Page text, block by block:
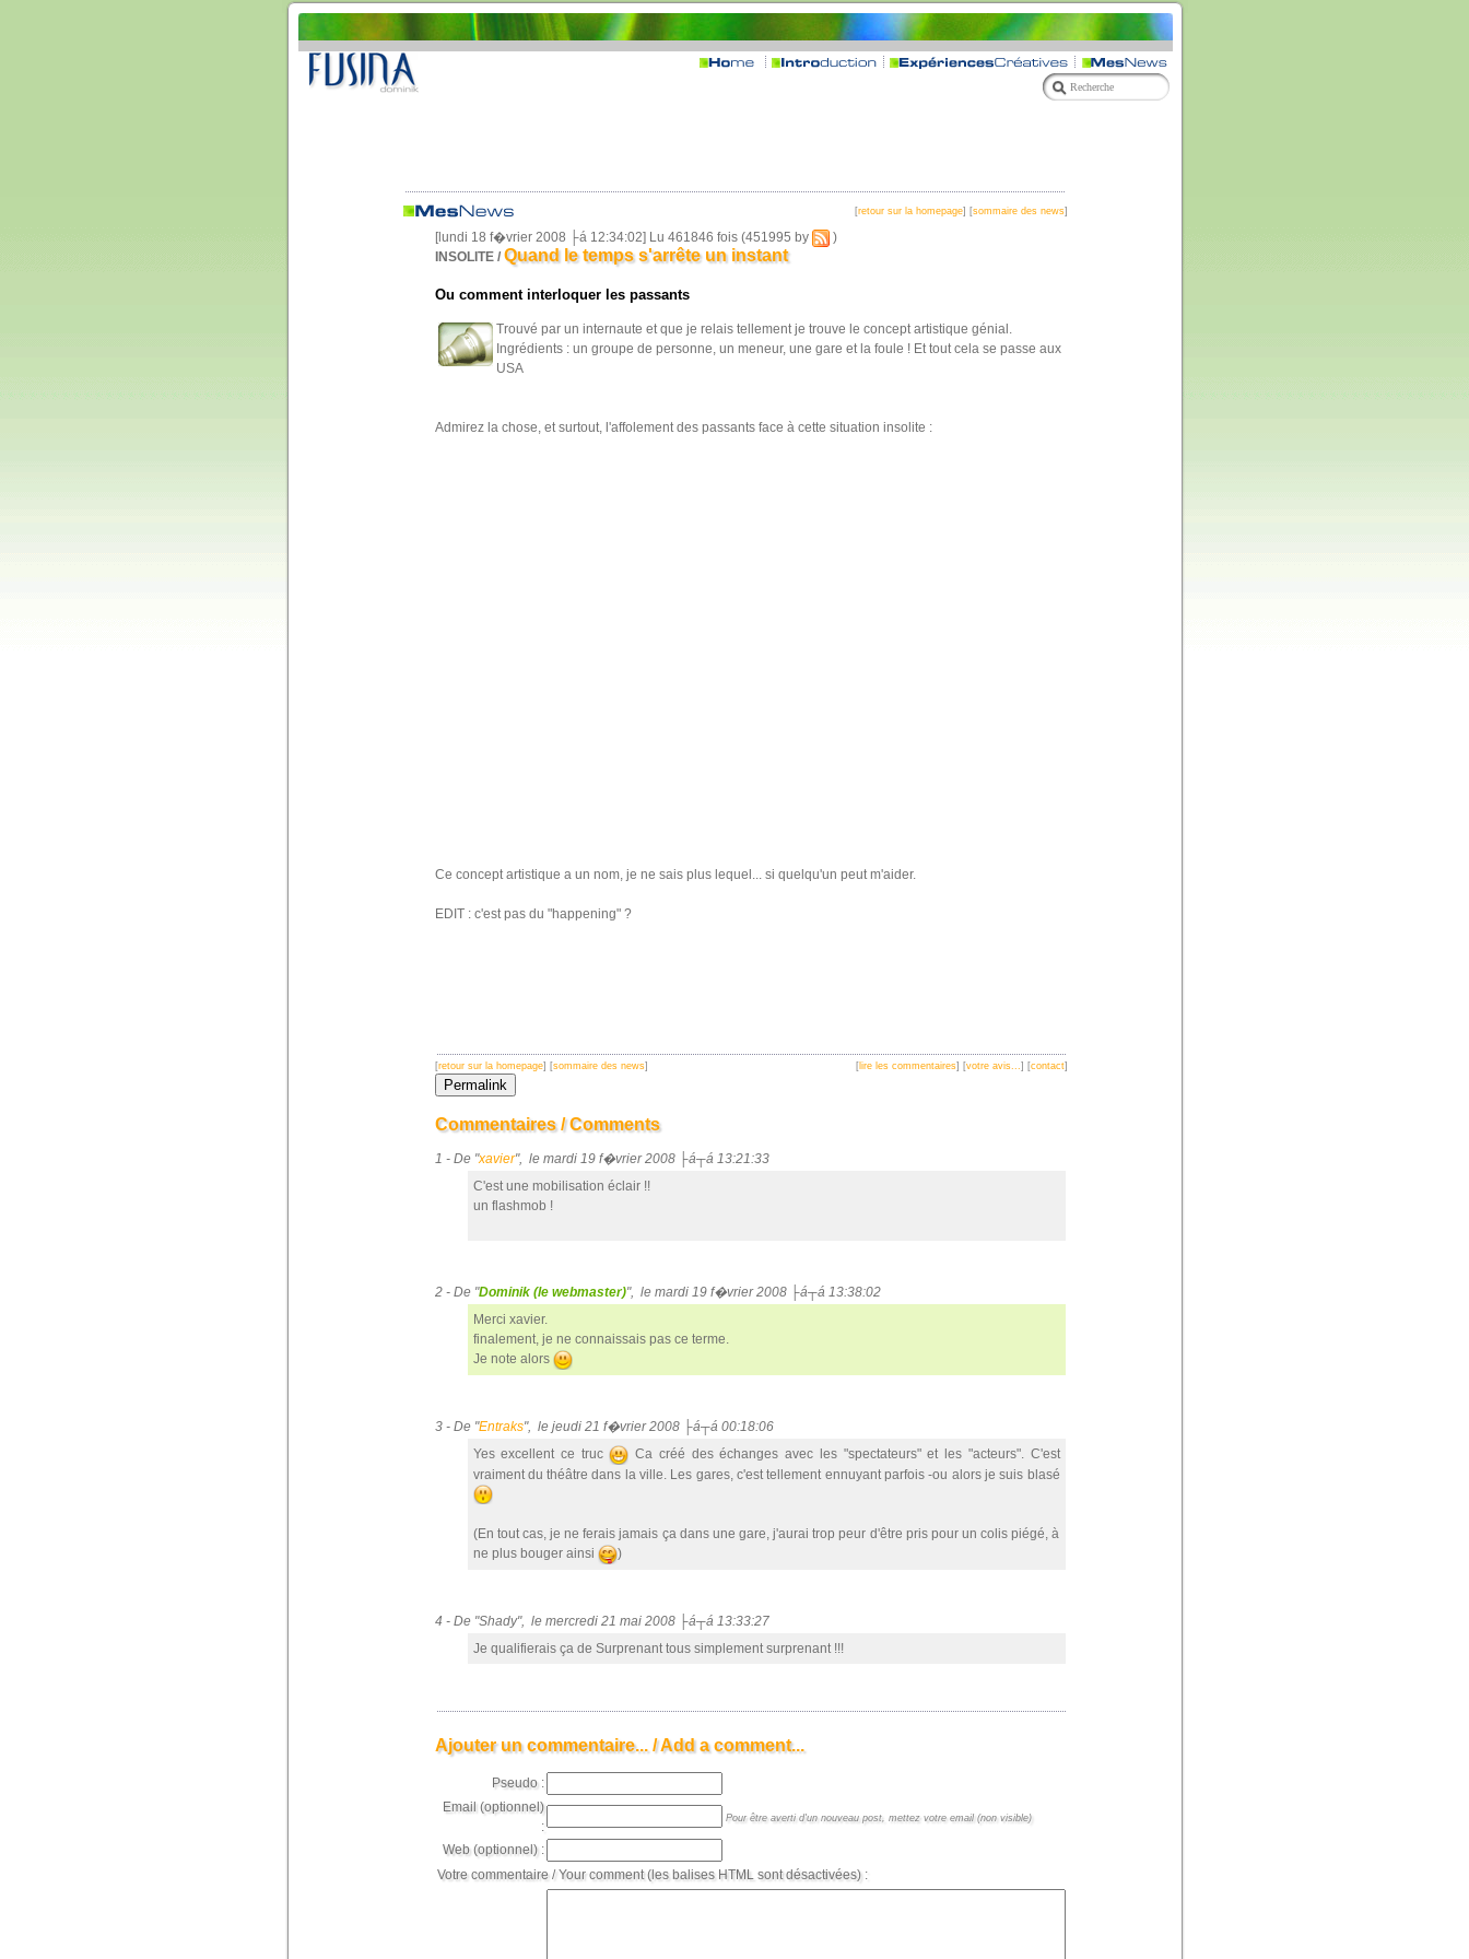
[retour sur la homepage] [sommaire des news]
[lundi 18 f�vrier 2008 ├á 12:34:02] Lu 461846 fois (451995 by
)
INSOLITE / Quand le temps s'arrête un instant
Ou comment interloquer les passants
Trouvé par un internaute et que je relais tellement je trouve le concept artistique génial.
Ingrédients : un groupe de personne, un meneur, une gare et la foule ! Et tout cela se passe aux
USA
Admirez la chose, et surtout, l'affolement des passants face à cette situation insolite :
Ce concept artistique a un nom, je ne sais plus lequel... si quelqu'un peut m'aider.
EDIT : c'est pas du "happening" ?
[retour sur la homepage] [sommaire des news] [lire les commentaires] [votre avis...] [contact]
Commentaires / Comments
1 - De "xavier", le mardi 19 f�vrier 2008 ├á┬á 13:21:33
C'est une mobilisation éclair !!
un flashmob !
2 - De "Dominik (le webmaster)", le mardi 19 f�vrier 2008 ├á┬á 13:38:02
Merci xavier.
finalement, je ne connaissais pas ce terme.
Je note alors
3 - De "Entraks", le jeudi 21 f�vrier 2008 ├á┬á 00:18:06
Yes excellent ce truc
Ca créé des échanges avec les "spectateurs" et les "acteurs". C'est
vraiment du théâtre dans la ville. Les gares, c'est tellement ennuyant parfois -ou alors je suis blasé
(En tout cas, je ne ferais jamais ça dans une gare, j'aurai trop peur d'être pris pour un colis piégé, à
ne plus bouger ainsi
)
4 - De "Shady", le mercredi 21 mai 2008 ├á┬á 13:33:27
Je qualifierais ça de Surprenant tous simplement surprenant !!!
Ajouter un commentaire... / Add a comment...
Pseudo :
Email (optionnel)
:
Pour être averti d'un nouveau post, mettez votre email (non visible)
Web (optionnel) :
Votre commentaire / Your comment (les balises HTML sont désactivées) :